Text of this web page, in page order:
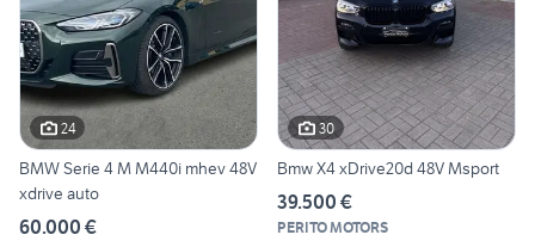
24
BMW Serie 4 M M440i mhev 48V
xdrive auto
60.000 €
30
Bmw X4 xDrive20d 48V Msport
39.500 €
PERITO MOTORS